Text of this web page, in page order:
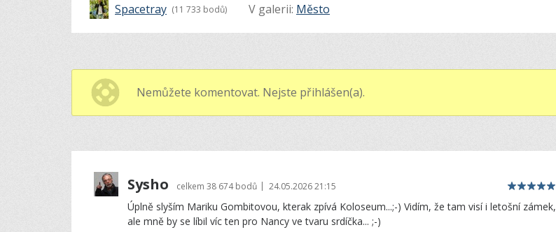
Spacetray (11 733 bodů) V galerii: Město
Nemůžete komentovat. Nejste přihlášen(a).
Sysho celkem 38 674 bodů | 24.05.2026 21:15
Úplně slyším Mariku Gombitovou, kterak zpívá Koloseum...;-) Vidím, že tam visí i letošní zámek,
ale mně by se líbil víc ten pro Nancy ve tvaru srdíčka... ;-)